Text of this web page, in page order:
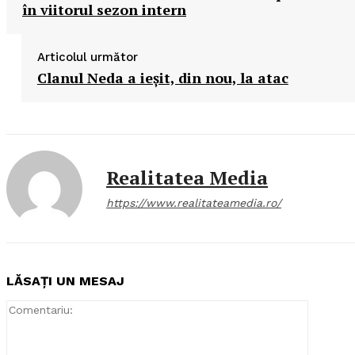
în viitorul sezon intern
Articolul următor
Clanul Neda a ieşit, din nou, la atac
Realitatea Media
https://www.realitateamedia.ro/
LĂSAȚI UN MESAJ